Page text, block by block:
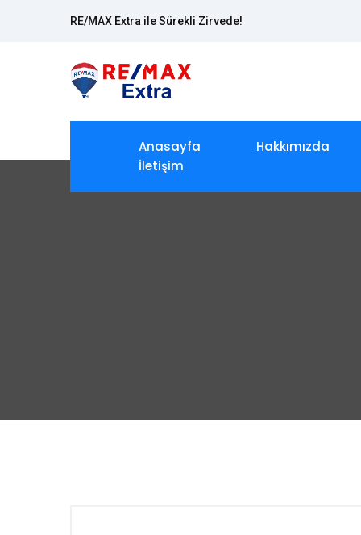
RE/MAX Extra ile Sürekli Zirvede!
Anasayfa Hakkımızda
İletişim